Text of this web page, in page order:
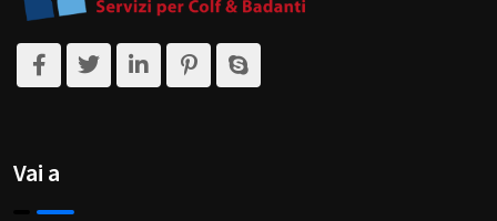
Vai a